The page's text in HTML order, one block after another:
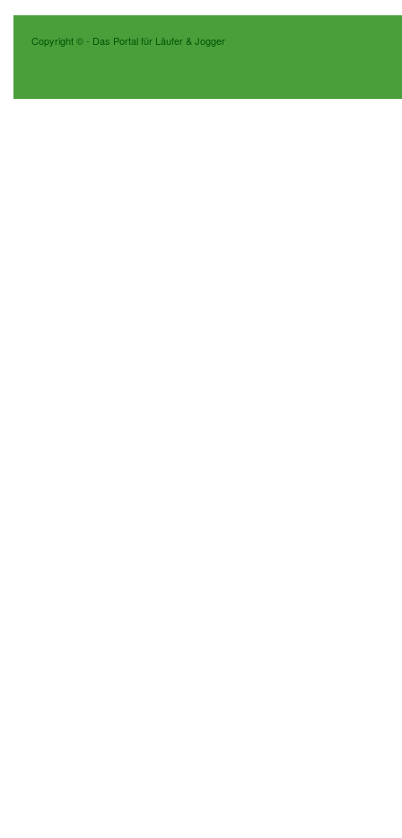
Copyright ©- Das Portal für Läufer & Jogger